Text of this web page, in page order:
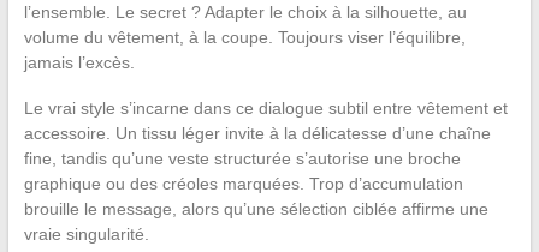
l’ensemble. Le secret ? Adapter le choix à la silhouette, au
volume du vêtement, à la coupe. Toujours viser l’équilibre,
jamais l’excès.
Le vrai style s’incarne dans ce dialogue subtil entre vêtement et
accessoire. Un tissu léger invite à la délicatesse d’une chaîne
fine, tandis qu’une veste structurée s’autorise une broche
graphique ou des créoles marquées. Trop d’accumulation
brouille le message, alors qu’une sélection ciblée affirme une
vraie singularité.